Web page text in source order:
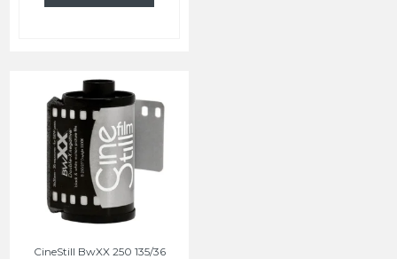
CineStill BwXX 250 135/36